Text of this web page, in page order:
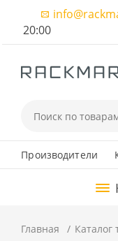
20:00
Производители
Главная Каталог